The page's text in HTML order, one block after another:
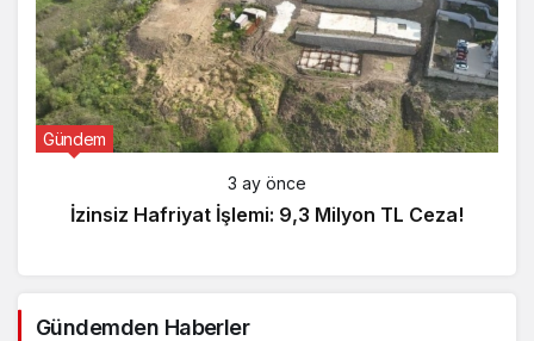
Gündem
3 ay önce
İzinsiz Hafriyat İşlemi: 9,3 Milyon TL Ceza!
Gündemden Haberler